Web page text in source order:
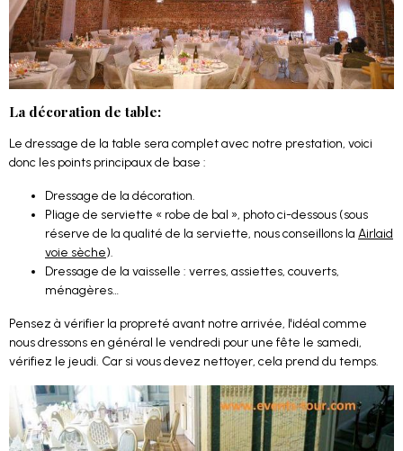
La décoration de table:
Le dressage de la table sera complet avec notre prestation, voici
donc les points principaux de base :
Dressage de la décoration.
Pliage de serviette « robe de bal », photo ci-dessous (sous
réserve de la qualité de la serviette, nous conseillons la Airlaid
voie sèche).
Dressage de la vaisselle : verres, assiettes, couverts,
ménagères…
Pensez à vérifier la propreté avant notre arrivée, l'idéal comme
nous dressons en général le vendredi pour une fête le samedi,
vérifiez le jeudi. Car si vous devez nettoyer, cela prend du temps.